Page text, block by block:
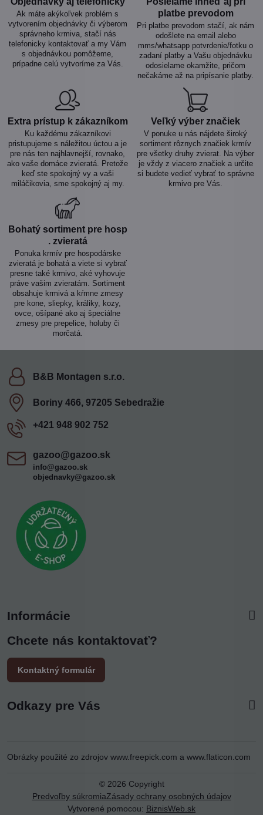
Ak máte akýkoľvek problém s
vytvorením objednávky či výberom
správneho krmiva, stačí nás
telefonicky kontaktovať a my Vám
s objednávkou pomôžeme,
prípadne celú vytvoríme za Vás.
platbe prevodom
Pri platbe prevodom stačí, ak nám
odošlete na email alebo
mms/whatsapp potvrdenie/fotku o
zadaní platby a Vašu objednávku
odosielame okamžite, pričom
nečakáme až na pripísanie platby.
Extra prístup k zákazníkom
Ku každému zákazníkovi
pristupujeme s náležitou úctou a je
pre nás ten najhlavnejší, rovnako,
ako vaše domáce zvieratá. Pretože
keď ste spokojný vy a vaši
miláčikovia, sme spokojný aj my.
Veľký výber značiek
V ponuke u nás nájdete široký
sortiment rôznych značiek krmív
pre všetky druhy zvierat. Na výber
je vždy z viacero značiek a určite
si budete vedieť vybrať to správne
krmivo pre Vás.
Bohatý sortiment pre hosp​
. zvieratá
Ponuka krmív pre hospodárske
zvieratá je bohatá a viete si vybrať
presne také krmivo, aké vyhovuje
práve vašim zvieratám. Sortiment
obsahuje krmivá a kŕmne zmesy
pre kone, sliepky, králiky, kozy,
ovce, ošípané ako aj špeciálne
zmesy pre prepelice, holuby či
morčatá.
B&B Montagen s​.r​.o​.
Boriny 466, 97205 Sebedražie
+421 948 902 752
gazoo​@gazoo​.sk
info@gazoo.sk
objednavky@gazoo.sk
Informácie
Chcete nás kontaktovať?
Kontaktný formulár
Odkazy pre Vás
Obrázky použité zo zdrojov www.freepick.com a www.flaticon.com
© 2026 Copyright
Predvoľby súkromiaZásady ochrany osobných údajov
Vytvorené pomocou: BiznisWeb.sk